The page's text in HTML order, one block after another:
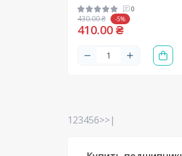
0
430.00 ₴ -5%
410.00 ₴
123456>>|